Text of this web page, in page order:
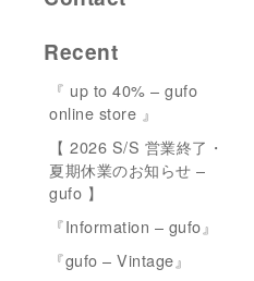
Recent
『 up to 40% – gufo
online store 』
【 2026 S/S 営業終了・
夏期休業のお知らせ –
gufo 】
『Information – gufo』
『gufo – Vintage』